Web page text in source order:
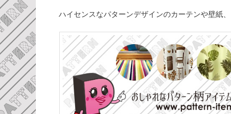
ハイセンスなパターンデザインのカーテンや壁紙